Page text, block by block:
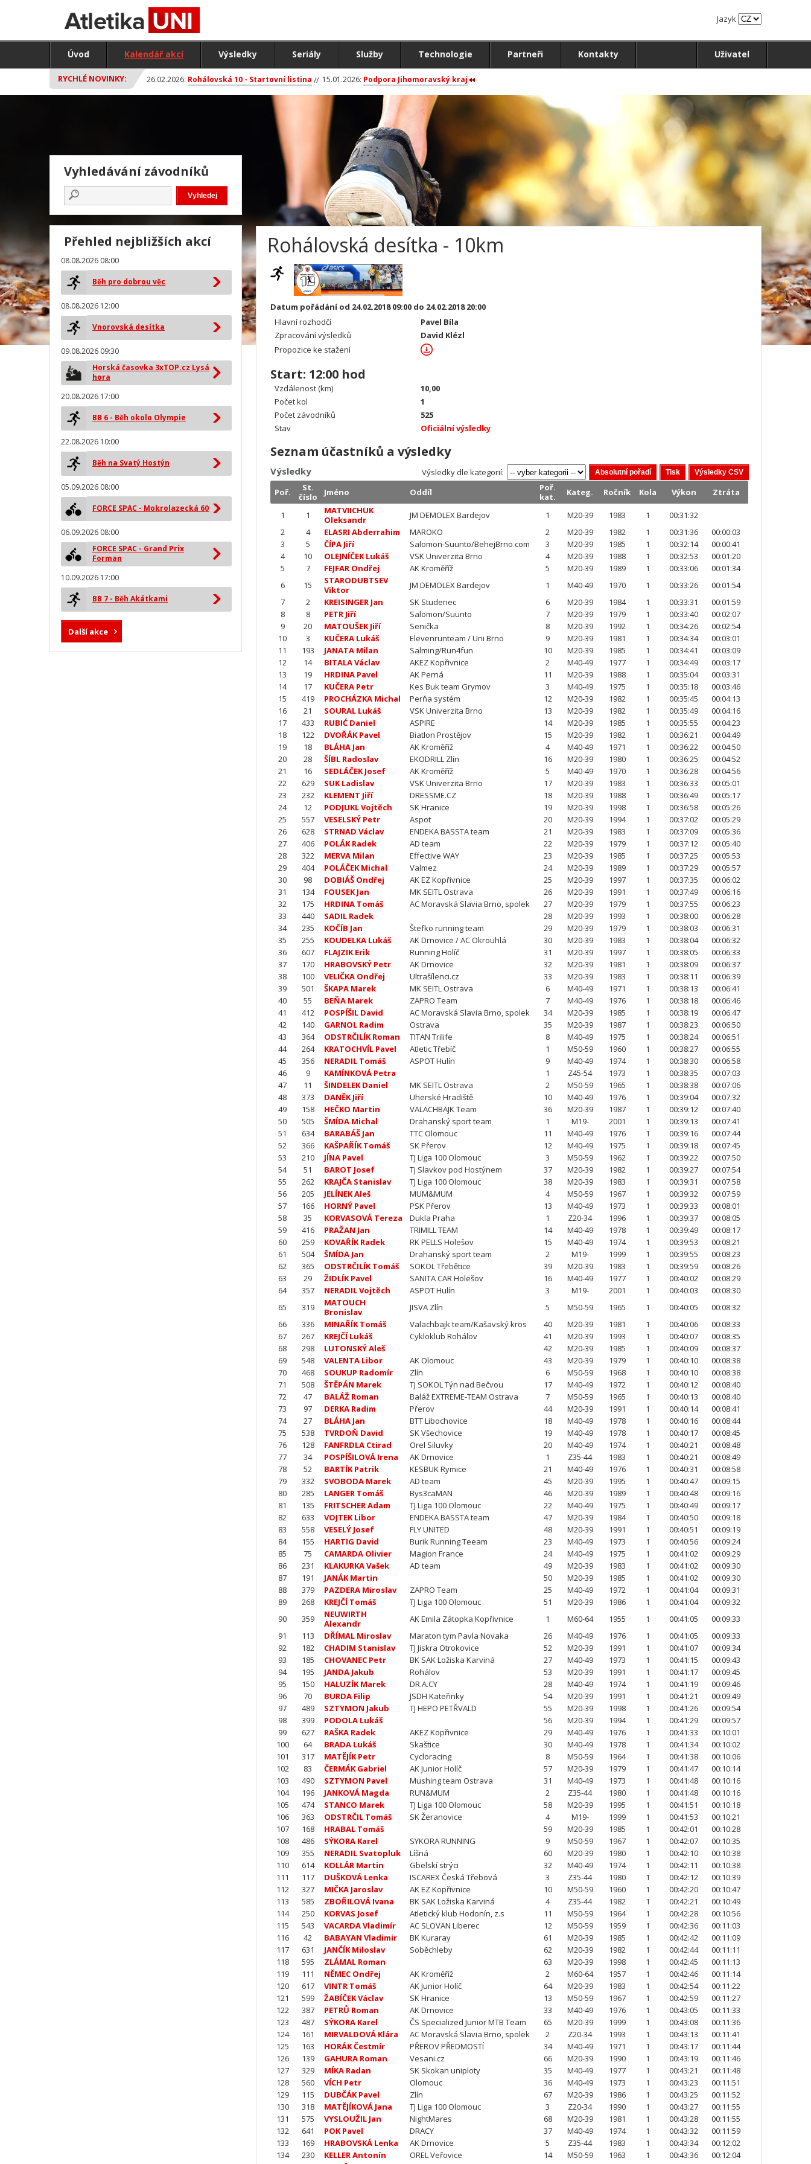
Jazyk
Úvod Kalendář akcí Výsledky Seriály Služby Technologie Partneři Kontakty Uživatel
RYCHLÉ NOVINKY: 26.02.2026: Rohálovská 10 - Startovní listina 15.01.2026: Podpora Jihomoravský kraj
Rohálovská desítka - 10km
Datum pořádání od 24.02.2018 09:00 do 24.02.2018 20:00
Hlavní rozhodčí
Pavel Bíla
Zpracování výsledků
David Klézl
Propozice ke stažení
Start: 12:00 hod
Vzdálenost (km)
10,00
Počet kol
1
Počet závodníků
525
Stav
Oficiální výsledky
Seznam účastníků a výsledky
Výsledky
Výsledky dle kategorií:
Poř.
St.
číslo
Jméno Oddíl
Poř.
kat.
Kateg. Ročník Kola Výkon Ztráta
1 1
MATVIICHUK
Oleksandr
JM DEMOLEX Bardejov 1 M20-39 1983 1
00:31:32
2
4 ELASRI Abderrahim MAROKO 2 M20-39 1982 1 00:31:36
00:00:03
3
5 ČÍPA Jiří Salomon-Suunto/BehejBrno.com 3 M20-39 1985 1 00:32:14
00:00:41
4
10 OLEJNÍČEK Lukáš VSK Univerzita Brno 4 M20-39 1988 1 00:32:53
00:01:20
5
7 FEJFAR Ondřej AK Kroměříž 5 M20-39 1989 1 00:33:06
00:01:34
6
15
STARODUBTSEV
Viktor
JM DEMOLEX Bardejov 1 M40-49 1970 1 00:33:26
00:01:54
7
2 KREISINGER Jan SK Studenec 6 M20-39 1984 1 00:33:31
00:01:59
8
8 PETR Jiří Salomon/Suunto 7 M20-39 1979 1 00:33:40
00:02:07
9
20 MATOUŠEK Jiří Senička 8 M20-39 1992 1 00:34:26
00:02:54
10
3 KUČERA Lukáš Elevenrunteam / Uni Brno 9 M20-39 1981 1 00:34:34
00:03:01
11
193 JANATA Milan Salming/Run4fun 10 M20-39 1985 1 00:34:41
00:03:09
12
14 BITALA Václav AKEZ Kopřivnice 2 M40-49 1977 1 00:34:49
00:03:17
13
19 HRDINA Pavel AK Perná 11 M20-39 1988 1 00:35:04
00:03:31
14
17 KUČERA Petr Kes Buk team Grymov 3 M40-49 1975 1 00:35:18
00:03:46
15
419 PROCHÁZKA Michal Perňa systém 12 M20-39 1982 1 00:35:45
00:04:13
16
21 SOURAL Lukáš VSK Univerzita Brno 13 M20-39 1982 1 00:35:49
00:04:16
17
433 RUBIĆ Daniel ASPIRE 14 M20-39 1985 1 00:35:55
00:04:23
18
122 DVOŘÁK Pavel Biatlon Prostějov 15 M20-39 1982 1 00:36:21
00:04:49
19
18 BLÁHA Jan AK Kroměříž 4 M40-49 1971 1 00:36:22
00:04:50
20
28 ŠÍBL Radoslav EKODRILL Zlín 16 M20-39 1980 1 00:36:25
00:04:52
21
16 SEDLÁČEK Josef AK Kroměříž 5 M40-49 1970 1 00:36:28
00:04:56
22
629 SUK Ladislav VSK Univerzita Brno 17 M20-39 1983 1 00:36:33
00:05:01
23
232 KLEMENT Jiří DRESSME.CZ 18 M20-39 1988 1 00:36:49
00:05:17
24
12 PODJUKL Vojtěch SK Hranice 19 M20-39 1998 1 00:36:58
00:05:26
25
557 VESELSKÝ Petr Aspot 20 M20-39 1994 1 00:37:02
00:05:29
26
628 STRNAD Václav ENDEKA BASSTA team 21 M20-39 1983 1 00:37:09
00:05:36
27
406 POLÁK Radek AD team 22 M20-39 1979 1 00:37:12
00:05:40
28
322 MERVA Milan Effective WAY 23 M20-39 1985 1 00:37:25
00:05:53
29
404 POLÁČEK Michal Valmez 24 M20-39 1989 1 00:37:29
00:05:57
30
98 DOBIÁŠ Ondřej AK EZ Kopřivnice 25 M20-39 1997 1 00:37:35
00:06:02
31
134 FOUSEK Jan MK SEITL Ostrava 26 M20-39 1991 1 00:37:49
00:06:16
32
175 HRDINA Tomáš AC Moravská Slavia Brno, spolek 27 M20-39 1979 1 00:37:55
00:06:23
33
440 SADIL Radek 28 M20-39 1993 1 00:38:00
00:06:28
34
235 KOČÍB Jan Štefko running team 29 M20-39 1979 1 00:38:03
00:06:31
35
255 KOUDELKA Lukáš AK Drnovice / AC Okrouhlá 30 M20-39 1983 1 00:38:04
00:06:32
36
607 FLAJZIK Erik Running Holíč 31 M20-39 1997 1 00:38:05
00:06:33
37
170 HRABOVSKÝ Petr AK Drnovice 32 M20-39 1981 1 00:38:09
00:06:37
38
100 VELIČKA Ondřej Ultrašílenci.cz 33 M20-39 1983 1 00:38:11
00:06:39
39
501 ŠKAPA Marek MK SEITL Ostrava 6 M40-49 1971 1 00:38:13
00:06:41
40
55 BEŇA Marek ZAPRO Team 7 M40-49 1976 1 00:38:18
00:06:46
41
412 POSPÍŠIL David AC Moravská Slavia Brno, spolek 34 M20-39 1985 1 00:38:19
00:06:47
42
140 GARNOL Radim Ostrava 35 M20-39 1987 1 00:38:23
00:06:50
43
364 ODSTRČILÍK Roman TITAN Trilife 8 M40-49 1975 1 00:38:24
00:06:51
44
264 KRATOCHVÍL Pavel Atletic Třebíč 1 M50-59 1960 1 00:38:27
00:06:55
45
356 NERADIL Tomáš ASPOT Hulín 9 M40-49 1974 1 00:38:30
00:06:58
46
9 KAMÍNKOVÁ Petra 1 Z45-54 1973 1 00:38:35
00:07:03
47
11 ŠINDELEK Daniel MK SEITL Ostrava 2 M50-59 1965 1 00:38:38
00:07:06
48
373 DANĚK Jiří Uherské Hradiště 10 M40-49 1976 1 00:39:04
00:07:32
49
158 HEČKO Martin VALACHBAJK Team 36 M20-39 1987 1 00:39:12
00:07:40
50
505 ŠMÍDA Michal Drahanský sport team 1 M19- 2001 1 00:39:13
00:07:41
51
634 BARABÁŠ Jan TTC Olomouc 11 M40-49 1976 1 00:39:16
00:07:44
52
366 KAŠPAŘÍK Tomáš SK Přerov 12 M40-49 1975 1 00:39:18
00:07:45
53
210 JÍNA Pavel TJ Liga 100 Olomouc 3 M50-59 1962 1 00:39:22
00:07:50
54
51 BAROT Josef Tj Slavkov pod Hostýnem 37 M20-39 1982 1 00:39:27
00:07:54
55
262 KRAJČA Stanislav TJ Liga 100 Olomouc 38 M20-39 1983 1 00:39:31
00:07:58
56
205 JELÍNEK Aleš MUM&MUM 4 M50-59 1967 1 00:39:32
00:07:59
57
166 HORNÝ Pavel PSK Přerov 13 M40-49 1973 1 00:39:33
00:08:01
58
35 KORVASOVÁ Tereza Dukla Praha 1 Z20-34 1996 1 00:39:37
00:08:05
59
416 PRAŽAN Jan TRIMILL TEAM 14 M40-49 1978 1 00:39:49
00:08:17
60
259 KOVAŘÍK Radek RK PELLS Holešov 15 M40-49 1974 1 00:39:53
00:08:21
61
504 ŠMÍDA Jan Drahanský sport team 2 M19- 1999 1 00:39:55
00:08:23
62
365 ODSTRČILÍK Tomáš SOKOL Třebětice 39 M20-39 1983 1 00:39:59
00:08:26
63
29 ŽIDLÍK Pavel SANITA CAR Holešov 16 M40-49 1977 1 00:40:02
00:08:29
64
357 NERADIL Vojtěch ASPOT Hulín 3 M19- 2001 1 00:40:03
00:08:30
65
319
MATOUCH
Bronislav
JISVA Zlín 5 M50-59 1965 1 00:40:05
00:08:32
66
336 MINAŘÍK Tomáš Valachbajk team/Kašavský kros 40 M20-39 1981 1 00:40:06
00:08:33
67
267 KREJČÍ Lukáš Cykloklub Rohálov 41 M20-39 1993 1 00:40:07
00:08:35
68
298 LUTONSKÝ Aleš 42 M20-39 1985 1 00:40:09
00:08:37
69
548 VALENTA Libor AK Olomouc 43 M20-39 1979 1 00:40:10
00:08:38
70
468 SOUKUP Radomír Zlín 6 M50-59 1968 1 00:40:10
00:08:38
71
508 ŠTĚPÁN Marek TJ SOKOL Týn nad Bečvou 17 M40-49 1972 1 00:40:12
00:08:40
72
47 BALÁŽ Roman Baláž EXTREME-TEAM Ostrava 7 M50-59 1965 1 00:40:13
00:08:40
73
97 DERKA Radim Přerov 44 M20-39 1991 1 00:40:14
00:08:41
74
27 BLÁHA Jan BTT Libochovice 18 M40-49 1978 1 00:40:16
00:08:44
75
538 TVRDOŇ David SK Všechovice 19 M40-49 1978 1 00:40:17
00:08:45
76
128 FANFRDLA Ctirad Orel Siluvky 20 M40-49 1974 1 00:40:21
00:08:48
77
34 POSPÍŠILOVÁ Irena AK Drnovice 1 Z35-44 1983 1 00:40:21
00:08:49
78
52 BARTÍK Patrik KESBUK Rymice 21 M40-49 1976 1 00:40:31
00:08:58
79
332 SVOBODA Marek AD team 45 M20-39 1995 1 00:40:47
00:09:15
80
285 LANGER Tomáš Bys3caMAN 46 M20-39 1989 1 00:40:48
00:09:16
81
135 FRITSCHER Adam TJ Liga 100 Olomouc 22 M40-49 1975 1 00:40:49
00:09:17
82
633 VOJTEK Libor ENDEKA BASSTA team 47 M20-39 1984 1 00:40:50
00:09:18
83
558 VESELÝ Josef FLY UNITED 48 M20-39 1991 1 00:40:51
00:09:19
84
155 HARTIG David Burik Running Teeam 23 M40-49 1973 1 00:40:56
00:09:24
85
75 CAMARDA Olivier Magion France 24 M40-49 1975 1 00:41:02
00:09:29
86
231 KLAKURKA Vašek AD team 49 M20-39 1983 1 00:41:02
00:09:30
87
191 JANÁK Martin 50 M20-39 1985 1 00:41:02
00:09:30
88
379 PAZDERA Miroslav ZAPRO Team 25 M40-49 1972 1 00:41:04
00:09:31
89
268 KREJČÍ Tomáš TJ Liga 100 Olomouc 51 M20-39 1986 1 00:41:04
00:09:32
90
359
NEUWIRTH
Alexandr
AK Emila Zátopka Kopřivnice 1 M60-64 1955 1 00:41:05
00:09:33
91
113 DŘÍMAL Miroslav Maraton tym Pavla Novaka 26 M40-49 1976 1 00:41:05
00:09:33
92
182 CHADIM Stanislav TJ Jiskra Otrokovice 52 M20-39 1991 1 00:41:07
00:09:34
93
185 CHOVANEC Petr BK SAK Ložiska Karviná 27 M40-49 1973 1 00:41:15
00:09:43
94
195 JANDA Jakub Rohálov 53 M20-39 1991 1 00:41:17
00:09:45
95
150 HALUZÍK Marek DR.A.CY 28 M40-49 1974 1 00:41:19
00:09:46
96
70 BURDA Filip JSDH Kateřinky 54 M20-39 1991 1 00:41:21
00:09:49
97
489 SZTYMON Jakub TJ HEPO PETŘVALD 55 M20-39 1998 1 00:41:26
00:09:54
98
399 PODOLA Lukáš 56 M20-39 1994 1 00:41:29
00:09:57
99
627 RAŠKA Radek AKEZ Kopřivnice 29 M40-49 1976 1 00:41:33
00:10:01
100
64 BRADA Lukáš Skaštice 30 M40-49 1978 1 00:41:34
00:10:02
101
317 MATĚJÍK Petr Cycloracing 8 M50-59 1964 1 00:41:38
00:10:06
102
83 ČERMÁK Gabriel AK Junior Holíč 57 M20-39 1979 1 00:41:47
00:10:14
103
490 SZTYMON Pavel Mushing team Ostrava 31 M40-49 1973 1 00:41:48
00:10:16
104
196 JANKOVÁ Magda RUN&MUM 2 Z35-44 1980 1 00:41:48
00:10:16
105
474 STANCO Marek TJ Liga 100 Olomouc 58 M20-39 1995 1 00:41:51
00:10:18
106
363 ODSTRČIL Tomáš SK Žeranovice 4 M19- 1999 1 00:41:53
00:10:21
107
168 HRABAL Tomáš 59 M20-39 1985 1 00:42:01
00:10:28
108
486 SÝKORA Karel SYKORA RUNNING 9 M50-59 1967 1 00:42:07
00:10:35
109
355 NERADIL Svatopluk Líšná 60 M20-39 1980 1 00:42:10
00:10:38
110
614 KOLLÁR Martin Gbelskí strýci 32 M40-49 1974 1 00:42:11
00:10:38
111
117 DUŠKOVÁ Lenka ISCAREX Česká Třebová 3 Z35-44 1980 1 00:42:12
00:10:39
112
327 MIČKA Jaroslav AK EZ Kopřivnice 10 M50-59 1960 1 00:42:20
00:10:47
113
585 ZBOŘILOVÁ Ivana BK SAK Ložiska Karviná 4 Z35-44 1982 1 00:42:21
00:10:49
114
250 KORVAS Josef Atletický klub Hodonín, z.s 11 M50-59 1964 1 00:42:28
00:10:56
115
543 VACARDA Vladimír AC SLOVAN Liberec 12 M50-59 1959 1 00:42:36
00:11:03
116
42 BABAYAN Vladimir BK Kuraray 61 M20-39 1985 1 00:42:42
00:11:09
117
631 JANČÍK Miloslav Soběchleby 62 M20-39 1982 1 00:42:44
00:11:11
118
595 ZLÁMAL Roman 63 M20-39 1998 1 00:42:45
00:11:13
119
111 NĚMEC Ondřej AK Kroměříž 2 M60-64 1957 1 00:42:46
00:11:14
120
617 VINTR Tomáš AK Junior Holíč 64 M20-39 1983 1 00:42:54
00:11:22
121
599 ŽABÍČEK Václav SK Hranice 13 M50-59 1967 1 00:42:59
00:11:27
122
387 PETRŮ Roman AK Drnovice 33 M40-49 1976 1 00:43:05
00:11:33
123
487 SÝKORA Karel ČS Specialized Junior MTB Team 65 M20-39 1999 1 00:43:08
00:11:36
124
161 MIRVALDOVÁ Klára AC Moravská Slavia Brno, spolek 2 Z20-34 1993 1 00:43:13
00:11:41
125
163 HORÁK Čestmír PŘEROV PŘEDMOSTÍ 34 M40-49 1971 1 00:43:17
00:11:44
126
139 GAHURA Roman Vesani.cz 66 M20-39 1990 1 00:43:19
00:11:46
127
329 MÍKA Radan SK Skokan uniploty 35 M40-49 1977 1 00:43:21
00:11:48
128
560 VÍCH Petr Olomouc 36 M40-49 1973 1 00:43:23
00:11:51
129
115 DUBČÁK Pavel Zlín 67 M20-39 1986 1 00:43:25
00:11:52
130
318 MATĚJÍKOVÁ Jana TJ Liga 100 Olomouc 3 Z20-34 1990 1 00:43:27
00:11:55
131
575 VYSLOUŽIL Jan NightMares 68 M20-39 1981 1 00:43:28
00:11:55
132
641 POK Pavel DRACY 37 M40-49 1974 1 00:43:32
00:11:59
133
169 HRABOVSKÁ Lenka AK Drnovice 5 Z35-44 1983 1 00:43:34
00:12:02
134
230 KELLER Antonín OREL Veřovice 14 M50-59 1963 1 00:43:36
00:12:04
Vyhledávání závodníků
Přehled nejbližších akcí
08.08.2026 08:00
Běh pro dobrou věc
08.08.2026 12:00
Vnorovská desítka
09.08.2026 09:30
Horská časovka 3xTOP.cz Lysá
hora
20.08.2026 17:00
BB 6 - Běh okolo Olympie
22.08.2026 10:00
Běh na Svatý Hostýn
05.09.2026 08:00
FORCE SPAC - Mokrolazecká 60
06.09.2026 08:00
FORCE SPAC - Grand Prix
Forman
10.09.2026 17:00
BB 7 - Běh Akátkami
Další akce